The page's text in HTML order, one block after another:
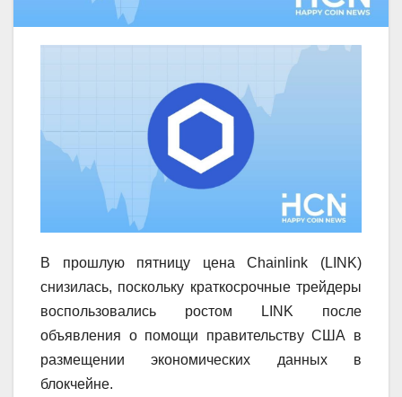
В прошлую пятницу цена Chainlink (LINK)
снизилась, поскольку краткосрочные трейдеры
воспользовались ростом LINK после
объявления о помощи правительству США в
размещении экономических данных в
блокчейне.